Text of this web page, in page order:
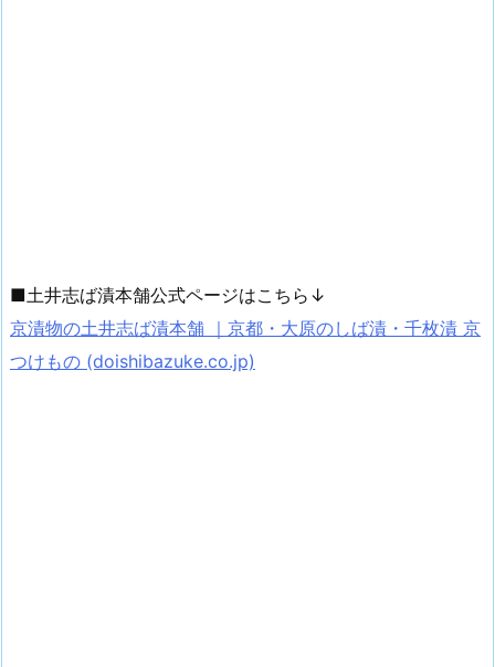
■土井志ば漬本舗公式ページはこちら↓
京漬物の土井志ば漬本舗 ｜京都・大原のしば漬・千枚漬 京
つけもの (doishibazuke.co.jp)